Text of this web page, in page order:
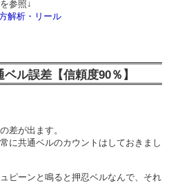
参照↓
解析・リール
ル誤差【信頼度90％】
差が出ます。
に共通ベルのカウントはしておきまし
ピーンと鳴ると押忍ベルなんで、それ